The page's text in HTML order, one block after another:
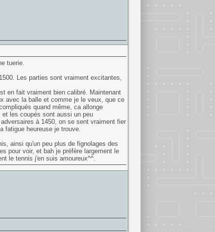
tuerie.
Les parties sont vraiment excitantes,
en fait vraiment bien calibré. Maintenant
avec la balle et comme je le veux, que ce
quand même, ca allonge
les coupés sont aussi un peu
à 1450, on se sent vraiment fier
fatigue heureuse je trouve.
ainsi qu'un peu plus de fignolages des
pour voir, et bah je préfère largement le
le tennis j'en suis amoureux^^.